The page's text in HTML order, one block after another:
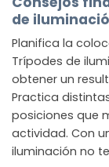
de
Planifica la
Trípodes de
obtener un
Practica
posiciones que
actividad. Con
iluminación no